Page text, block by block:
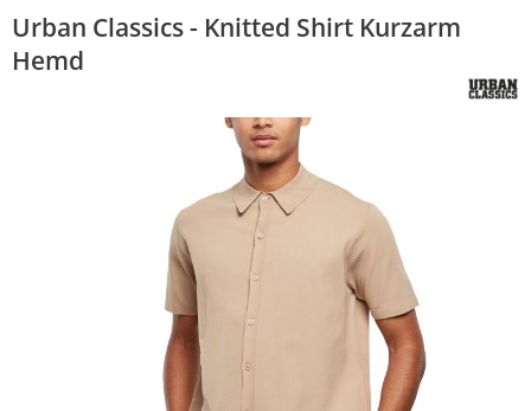
Urban Classics - Knitted Shirt Kurzarm
Hemd